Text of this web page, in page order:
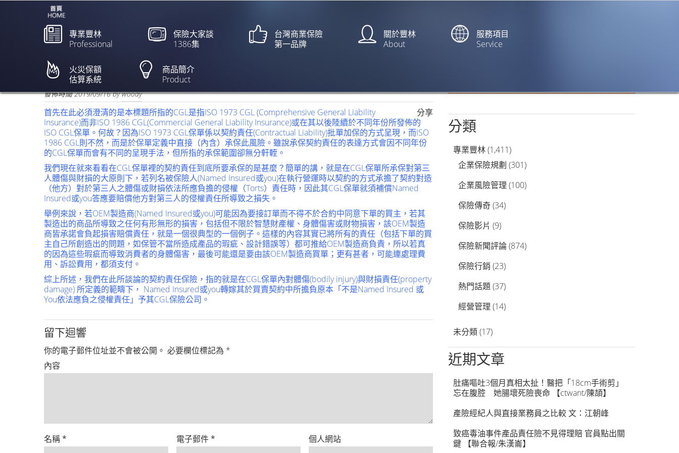
專業豐林
Professional
保險大家談
1386集
台灣商業保險
第一品牌
關於豐林
About
服務項目
Service
火災保額
估算系統
商品簡介
Product
龍】
欲閱讀全文請點上列新聞標題
發佈時間2019/09/16bywoody
分享
首先在此必須澄清的是本標題所指的CGL是指ISO 1973 CGL (Comprehensive General Liability
Insurance)而非ISO 1986 CGL(Commercial General Liability Insurance)或在其以後陸續於不同年份所發佈的
ISO CGL保單。何故？因為ISO 1973 CGL保單係以契約責任(Contractual Liability)批單加保的方式呈現，而ISO
1986 CGL則不然，而是於保單定義中直接（內含）承保此風險。雖說承保契約責任的表達方式會因不同年份
的CGL保單而會有不同的呈現手法，但所指的承保範圍卻無分軒輊。
我們現在就來看看在CGL保單裡的契約責任到底所要承保的是甚麼？簡單的講，就是在CGL保單所承保對第三
人體傷與財損的大原則下，若列名被保險人(Named Insured或you)在執行營運時以契約的方式承擔了契約對造
（他方）對於第三人之體傷或財損依法所應負擔的侵權（Torts）責任時，因此其CGL保單就須補償Named
Insured或you答應要賠償他方對第三人的侵權責任所導致之損失。
舉例來說，若OEM製造商(Named Insured或you)可能因為要接訂單而不得不於合約中同意下單的買主，若其
製造出的商品所導致之任何有形無形的損害，包括但不限於智慧財產權、身體傷害或財物損害，該OEM製造
商皆承諾會負起損害賠償責任，就是一個很典型的一個例子。這樣的內容其實已將所有的責任（包括下單的買
主自己所創造出的問題，如保管不當所造成產品的瑕疵、設計錯誤等）都可推給OEM製造商負責，所以若真
的因為這些瑕疵而導致消費者的身體傷害，最後可能還是要由該OEM製造商買單；更有甚者，可能連處理費
用、訴訟費用，都須支付。
綜上所述，我們在此所談論的契約責任保險，指的就是在CGL保單內對體傷(bodily injury)與財損責任(property
damage) 所定義的範疇下， Named Insured或you轉嫁其於買賣契約中所擔負原本「不是Named Insured 或
You依法應負之侵權責任」予其CGL保險公司。
留下迴響
你的電子郵件位址並不會被公開。 必要欄位標記為 *
內容
名稱* 電子郵件* 個人網站
分類
專業豐林(1,411)
企業保險規劃 (301)
企業風險管理 (100)
保險傳奇(34)
保險影片 (9)
保險新聞評論(874)
保險行銷 (23)
熱門話題(37)
經營管理 (14)
未分類(17)
近期文章
肚痛嘔吐3個月真相太扯！醫把「18cm手術剪」
忘在腹腔 她腸壞死險喪命 【ctwant/陳頡】
產險經紀人與直接業務員之比較 文：江朝峰
致癌毒油事件產品責任險不見得理賠 官員點出關
鍵 【聯合報/朱漢崙】